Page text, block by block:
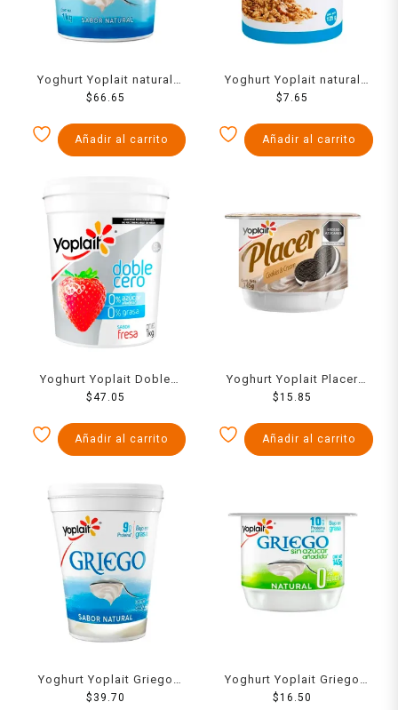
Yoghurt Yoplait natural
bajo en grasa 1 kg
$66.65
Añadir al carrito
Yoghurt Yoplait natural
con granola 125 g
$7.65
Añadir al carrito
Yoghurt Yoplait Doble
Cero sabor fresa 1 kg
$47.05
Añadir al carrito
Yoghurt Yoplait Placer
sabor cookies and cream
$15.85
Añadir al carrito
Yoghurt Yoplait Griego
natural bajo en grasa 442
$ 39.70
Yoghurt Yoplait Griego
natural sin azúcar bajo en
$16.50